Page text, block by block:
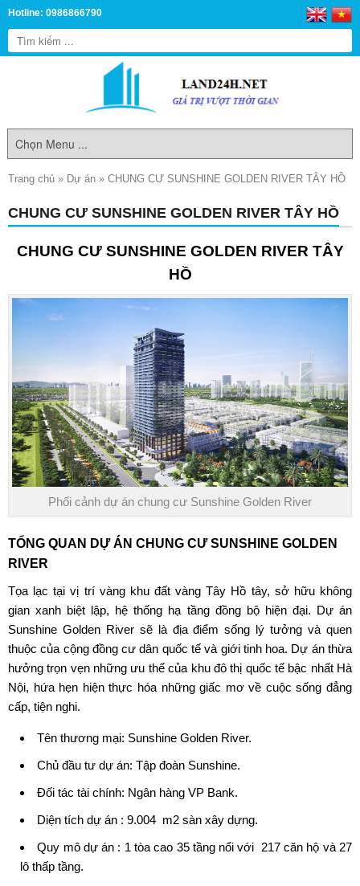
Hotline: 0986866790
Trang chủ » Dự án » CHUNG CƯ SUNSHINE GOLDEN RIVER TÂY HỒ
CHUNG CƯ SUNSHINE GOLDEN RIVER TÂY HỒ
CHUNG CƯ SUNSHINE GOLDEN RIVER TÂY
HỒ
Phối cảnh dự án chung cư Sunshine Golden River
TỔNG QUAN DỰ ÁN CHUNG CƯ SUNSHINE GOLDEN
RIVER
Tọa lạc tại vị trí vàng khu đất vàng Tây Hồ tây, sở hữu không
gian xanh biệt lập, hệ thống hạ tầng đồng bộ hiện đại. Dự án
Sunshine Golden Riversẽ là địa điểm sống lý tưởng và quen
thuộc của cộng đồng cư dân quốc tế và giới tinh hoa. Dự án thừa
hưởng trọn vẹn những ưu thế của khu đô thị quốc tế bậc nhất Hà
Nội, hứa hẹn hiện thực hóa những giấc mơ về cuộc sống đẳng
cấp, tiện nghi.
Tên thương mại: Sunshine Golden River.
Chủ đầu tư dự án: Tập đoàn Sunshine.
Đối tác tài chính: Ngân hàng VP Bank.
Diện tích dự án : 9.004 m2 sàn xây dựng.
Quy mô dự án : 1 tòa cao 35 tầng nổi với 217 căn hộ và 27
lô thấp tầng.